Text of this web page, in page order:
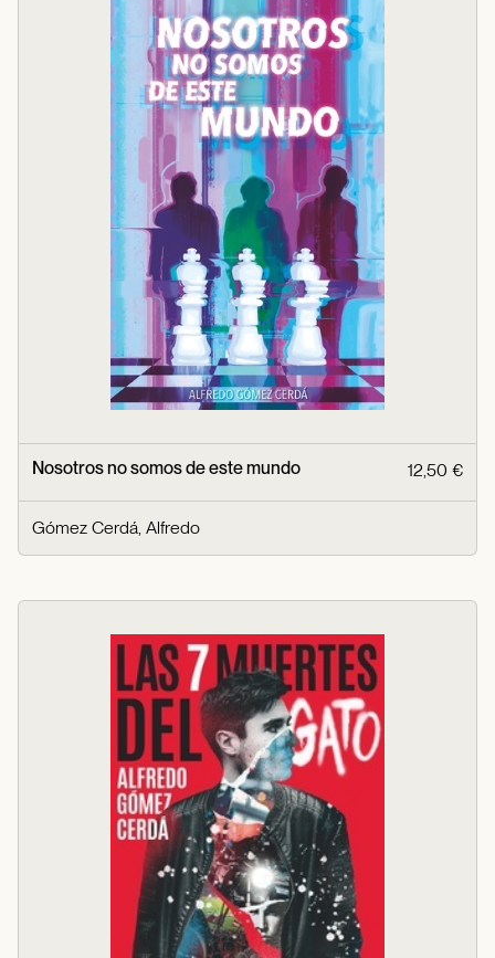
Nosotros no somos de este mundo 12,50 €
Gómez Cerdá, Alfredo